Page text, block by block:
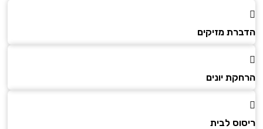
הדברת מזיקים
הרחקת יונים
ריסוס לבית